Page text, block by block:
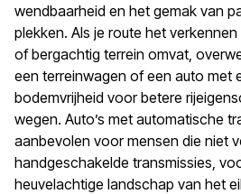
wendbaarheid en het gemak van
plekken. Als je route het
of bergachtig terrein omvat,
een terreinwagen of een auto met
bodemvrijheid voor betere
wegen. Auto’s met automatische
aanbevolen voor mensen die niet
handgeschakelde transmissies,
heuvelachtige landschap van het